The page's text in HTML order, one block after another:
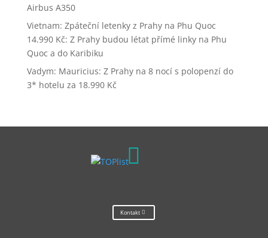
Airbus A350
Vietnam: Zpáteční letenky z Prahy na Phu Quoc
14.990 Kč: Z Prahy budou létat přímé linky na Phu
Quoc a do Karibiku
Vadym: Mauricius: Z Prahy na 8 nocí s polopenzí do
3* hotelu za 18.990 Kč

Kontakt